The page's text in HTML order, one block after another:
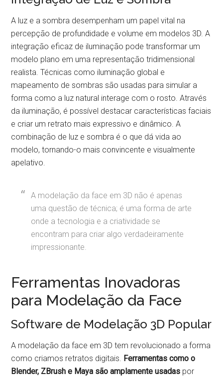
A luz e a sombra desempenham um papel vital na
percepção de profundidade e volume em modelos 3D. A
integração eficaz de iluminação pode transformar um
modelo plano em uma representação tridimensional
realista. Técnicas como iluminação global e
mapeamento de sombras são usadas para simular a
forma como a luz natural interage com o rosto. Através
da iluminação, é possível destacar características faciais
e criar um retrato mais expressivo e dinâmico. A
combinação de luz e sombra é o que dá vida ao
modelo, tornando-o mais convincente e visualmente
apelativo.
A modelação da face em 3D não é apenas
uma questão de técnica; é uma forma de arte
onde a tecnologia e a criatividade se
encontram para criar algo verdadeiramente
impressionante.
Ferramentas Inovadoras
para Modelação da Face
Software de Modelação 3D Popular
A modelação da face em 3D tem revolucionado a forma
como criamos retratos digitais. Ferramentas como o
Blender, ZBrush e Maya são amplamente usadas por